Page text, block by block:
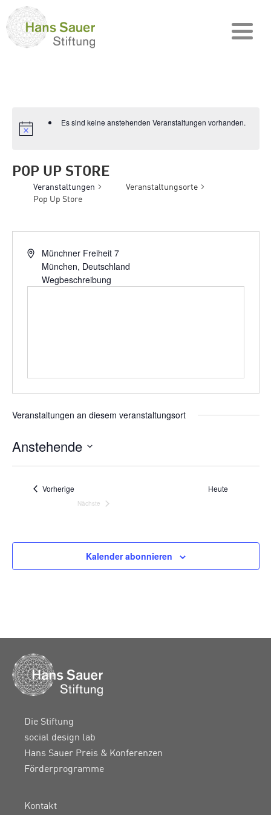
Es sind keine anstehenden Veranstaltungen vorhanden.
POP UP STORE
Veranstaltungen
Veranstaltungsorte
Pop Up Store
Münchner Freiheit 7
München, Deutschland
Wegbeschreibung
Veranstaltungen an diesem veranstaltungsort
Anstehende
Datum
VorherigeVeranstaltungen Heute
Nächste
Kalender abonnieren
Die Stiftung
social design lab
Hans Sauer Preis & Konferenzen
Förderprogramme
Kontakt